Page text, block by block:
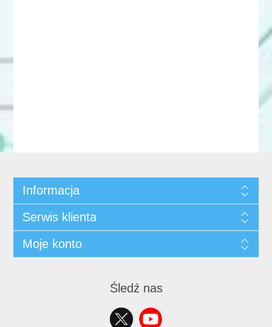
Informacja
Serwis klienta
Moje konto
Śledź nas